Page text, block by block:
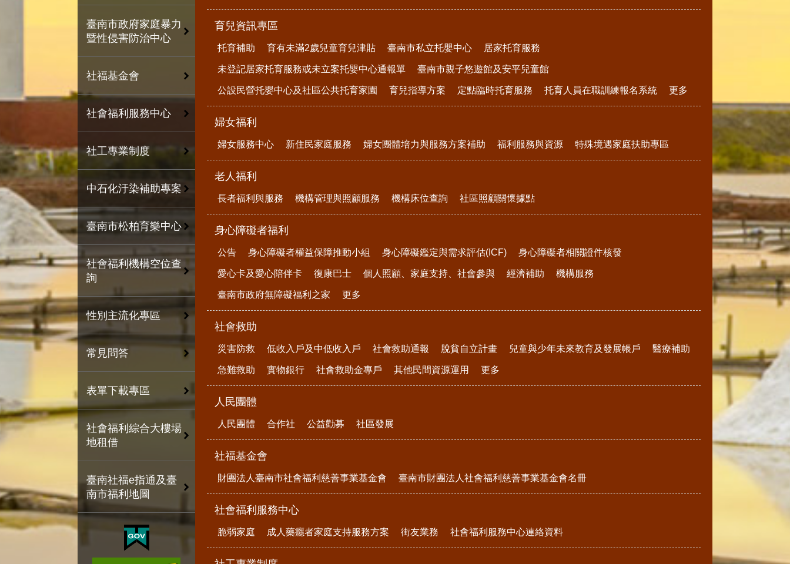
臺南市政府家庭暴力
暨性侵害防治中心
社福基金會
社會福利服務中心
社工專業制度
中石化汙染補助專案
臺南市松柏育樂中心
社會福利機構空位查
詢
性別主流化專區
常見問答
表單下載專區
社會福利綜合大樓場
地租借
臺南社福e指通及臺
南市福利地圖
育兒資訊專區
托育補助 育有未滿2歲兒童育兒津貼 臺南市私立托嬰中心 居家托育服務
未登記居家托育服務或未立案托嬰中心通報單 臺南市親子悠遊館及安平兒童館
公設民營托嬰中心及社區公共托育家園 育兒指導方案 定點臨時托育服務 托育人員在職訓練報名系統 更多
婦女福利
婦女服務中心 新住民家庭服務 婦女團體培力與服務方案補助 福利服務與資源 特殊境遇家庭扶助專區
老人福利
長者福利與服務 機構管理與照顧服務 機構床位查詢 社區照顧關懷據點
身心障礙者福利
公告 身心障礙者權益保障推動小組 身心障礙鑑定與需求評估(ICF) 身心障礙者相關證件核發
愛心卡及愛心陪伴卡 復康巴士 個人照顧、家庭支持、社會參與 經濟補助 機構服務
臺南市政府無障礙福利之家 更多
社會救助
災害防救 低收入戶及中低收入戶 社會救助通報 脫貧自立計畫 兒童與少年未來教育及發展帳戶 醫療補助
急難救助 實物銀行 社會救助金專戶 其他民間資源運用 更多
人民團體
人民團體 合作社 公益勸募 社區發展
社福基金會
財團法人臺南市社會福利慈善事業基金會 臺南市財團法人社會福利慈善事業基金會名冊
社會福利服務中心
脆弱家庭 成人藥癮者家庭支持服務方案 街友業務 社會福利服務中心連絡資料